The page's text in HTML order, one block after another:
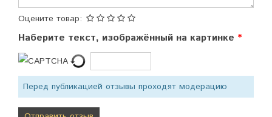
Оцените товар:
Наберите текст, изображённый на картинке
Перед публикацией отзывы проходят модерацию